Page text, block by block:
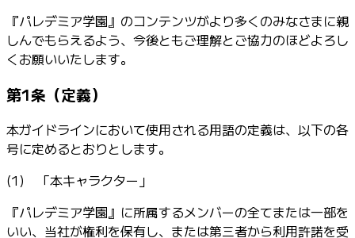
『パレデミア学園』のコンテンツがより多くのみなさまに親
しんでもらえるよう、今後ともご理解とご協力のほどよろし
くお願いいたします。
第1条（定義）
本ガイドラインにおいて使用される用語の定義は、以下の各
号に定めるとおりとします。
(1) 「本キャラクター」
『パレデミア学園』に所属するメンバーの全てまたは一部を
いい、当社が権利を保有し、または第三者から利用許諾を受